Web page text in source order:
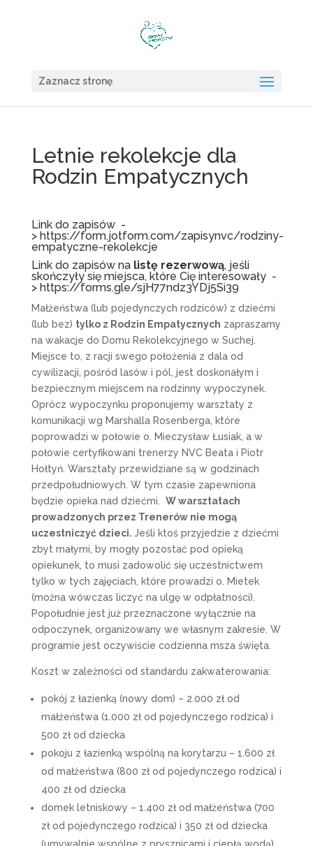
Zaznacz stronę
Letnie rekolekcje dla
Rodzin Empatycznych
Link do zapisów -
> https://form.jotform.com/zapisynvc/rodziny-
empatyczne-rekolekcje
Link do zapisów na listę rezerwową, jeśli
skończyły się miejsca, które Cię interesowały -
> https://forms.gle/sjH77ndz3YDj5Si39
Małżeństwa (lub pojedynczych rodziców) z dziećmi
(lub bez) tylko z Rodzin Empatycznych zapraszamy
na wakacje do Domu Rekolekcyjnego w Suchej.
Miejsce to, z racji swego położenia z dala od
cywilizacji, pośród lasów i pól, jest doskonałym i
bezpiecznym miejscem na rodzinny wypoczynek.
Oprócz wypoczynku proponujemy warsztaty z
komunikacji wg Marshalla Rosenberga, które
poprowadzi w połowie o. Mieczysław Łusiak, a w
połowie certyfikowani trenerzy NVC Beata i Piotr
Hołtyń. Warsztaty przewidziane są w godzinach
przedpołudniowych. W tym czasie zapewniona
będzie opieka nad dziećmi. W warsztatach
prowadzonych przez Trenerów nie mogą
uczestniczyć dzieci. Jeśli ktoś przyjedzie z dziećmi
zbyt małymi, by mogły pozostać pod opieką
opiekunek, to musi zadowolić się uczestnictwem
tylko w tych zajęciach, które prowadzi o. Mietek
(można wówczas liczyć na ulgę w odpłatności).
Popołudnie jest już przeznaczone wyłącznie na
odpoczynek, organizowany we własnym zakresie. W
programie jest oczywiście codzienna msza święta.
Koszt w zależności od standardu zakwaterowania:
pokój z łazienką (nowy dom) – 2.000 zł od
małżeństwa (1.000 zł od pojedynczego rodzica) i
500 zł od dziecka
pokoju z łazienką wspólną na korytarzu – 1.600 zł
od małżeństwa (800 zł od pojedynczego rodzica) i
400 zł od dziecka
domek letniskowy – 1.400 zł od małżeństwa (700
zł od pojedynczego rodzica) i 350 zł od dziecka